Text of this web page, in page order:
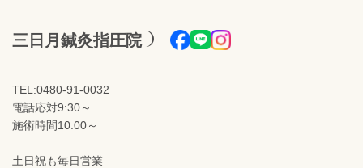
三日月鍼灸指圧院
TEL:0480-91-0032
電話応対9:30～
施術時間10:00～
土日祝も毎日営業